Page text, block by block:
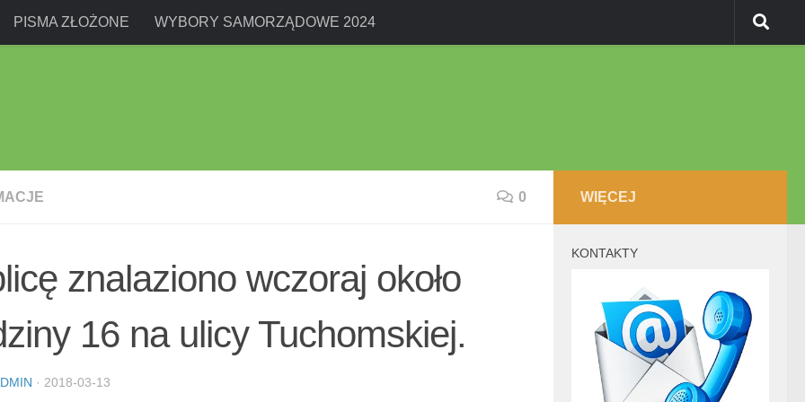
PISMA ZŁOŻONE WYBORY SAMORZĄDOWE 2024
0
znalaziono wczoraj około
16 na ulicy Tuchomskiej.
· 2018-03-13
WIĘCEJ
KONTAKTY